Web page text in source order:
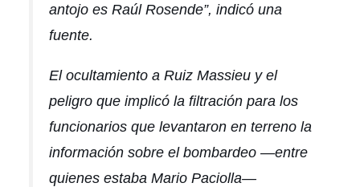
antojo es Raúl Rosende”, indicó una
fuente.
El ocultamiento a Ruiz Massieu y el
peligro que implicó la filtración para los
funcionarios que levantaron en terreno la
información sobre el bombardeo —entre
quienes estaba Mario Paciolla—